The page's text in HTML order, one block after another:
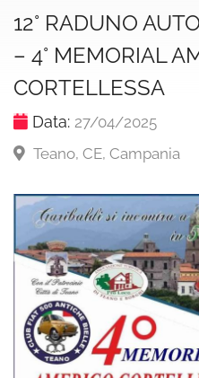
12° RADUNO
– 4° MEMORIAL
CORTELLESSA
Data: 27/04/2025
Teano, CE, Campania